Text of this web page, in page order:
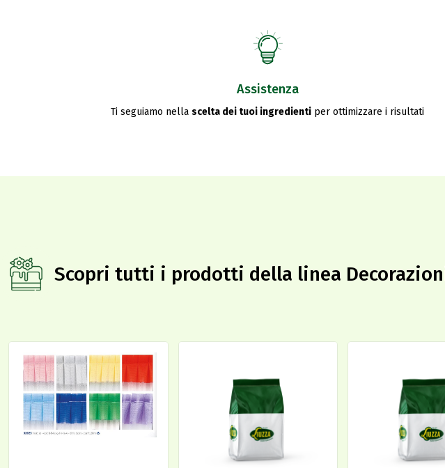
Assistenza
Ti seguiamo nella scelta dei tuoi ingredienti per ottimizzare i risultati
Scopri tutti i prodotti della linea